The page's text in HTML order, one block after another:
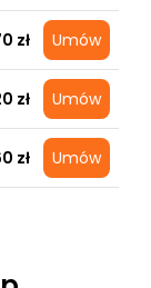
zł Umów
zł Umów
zł Umów